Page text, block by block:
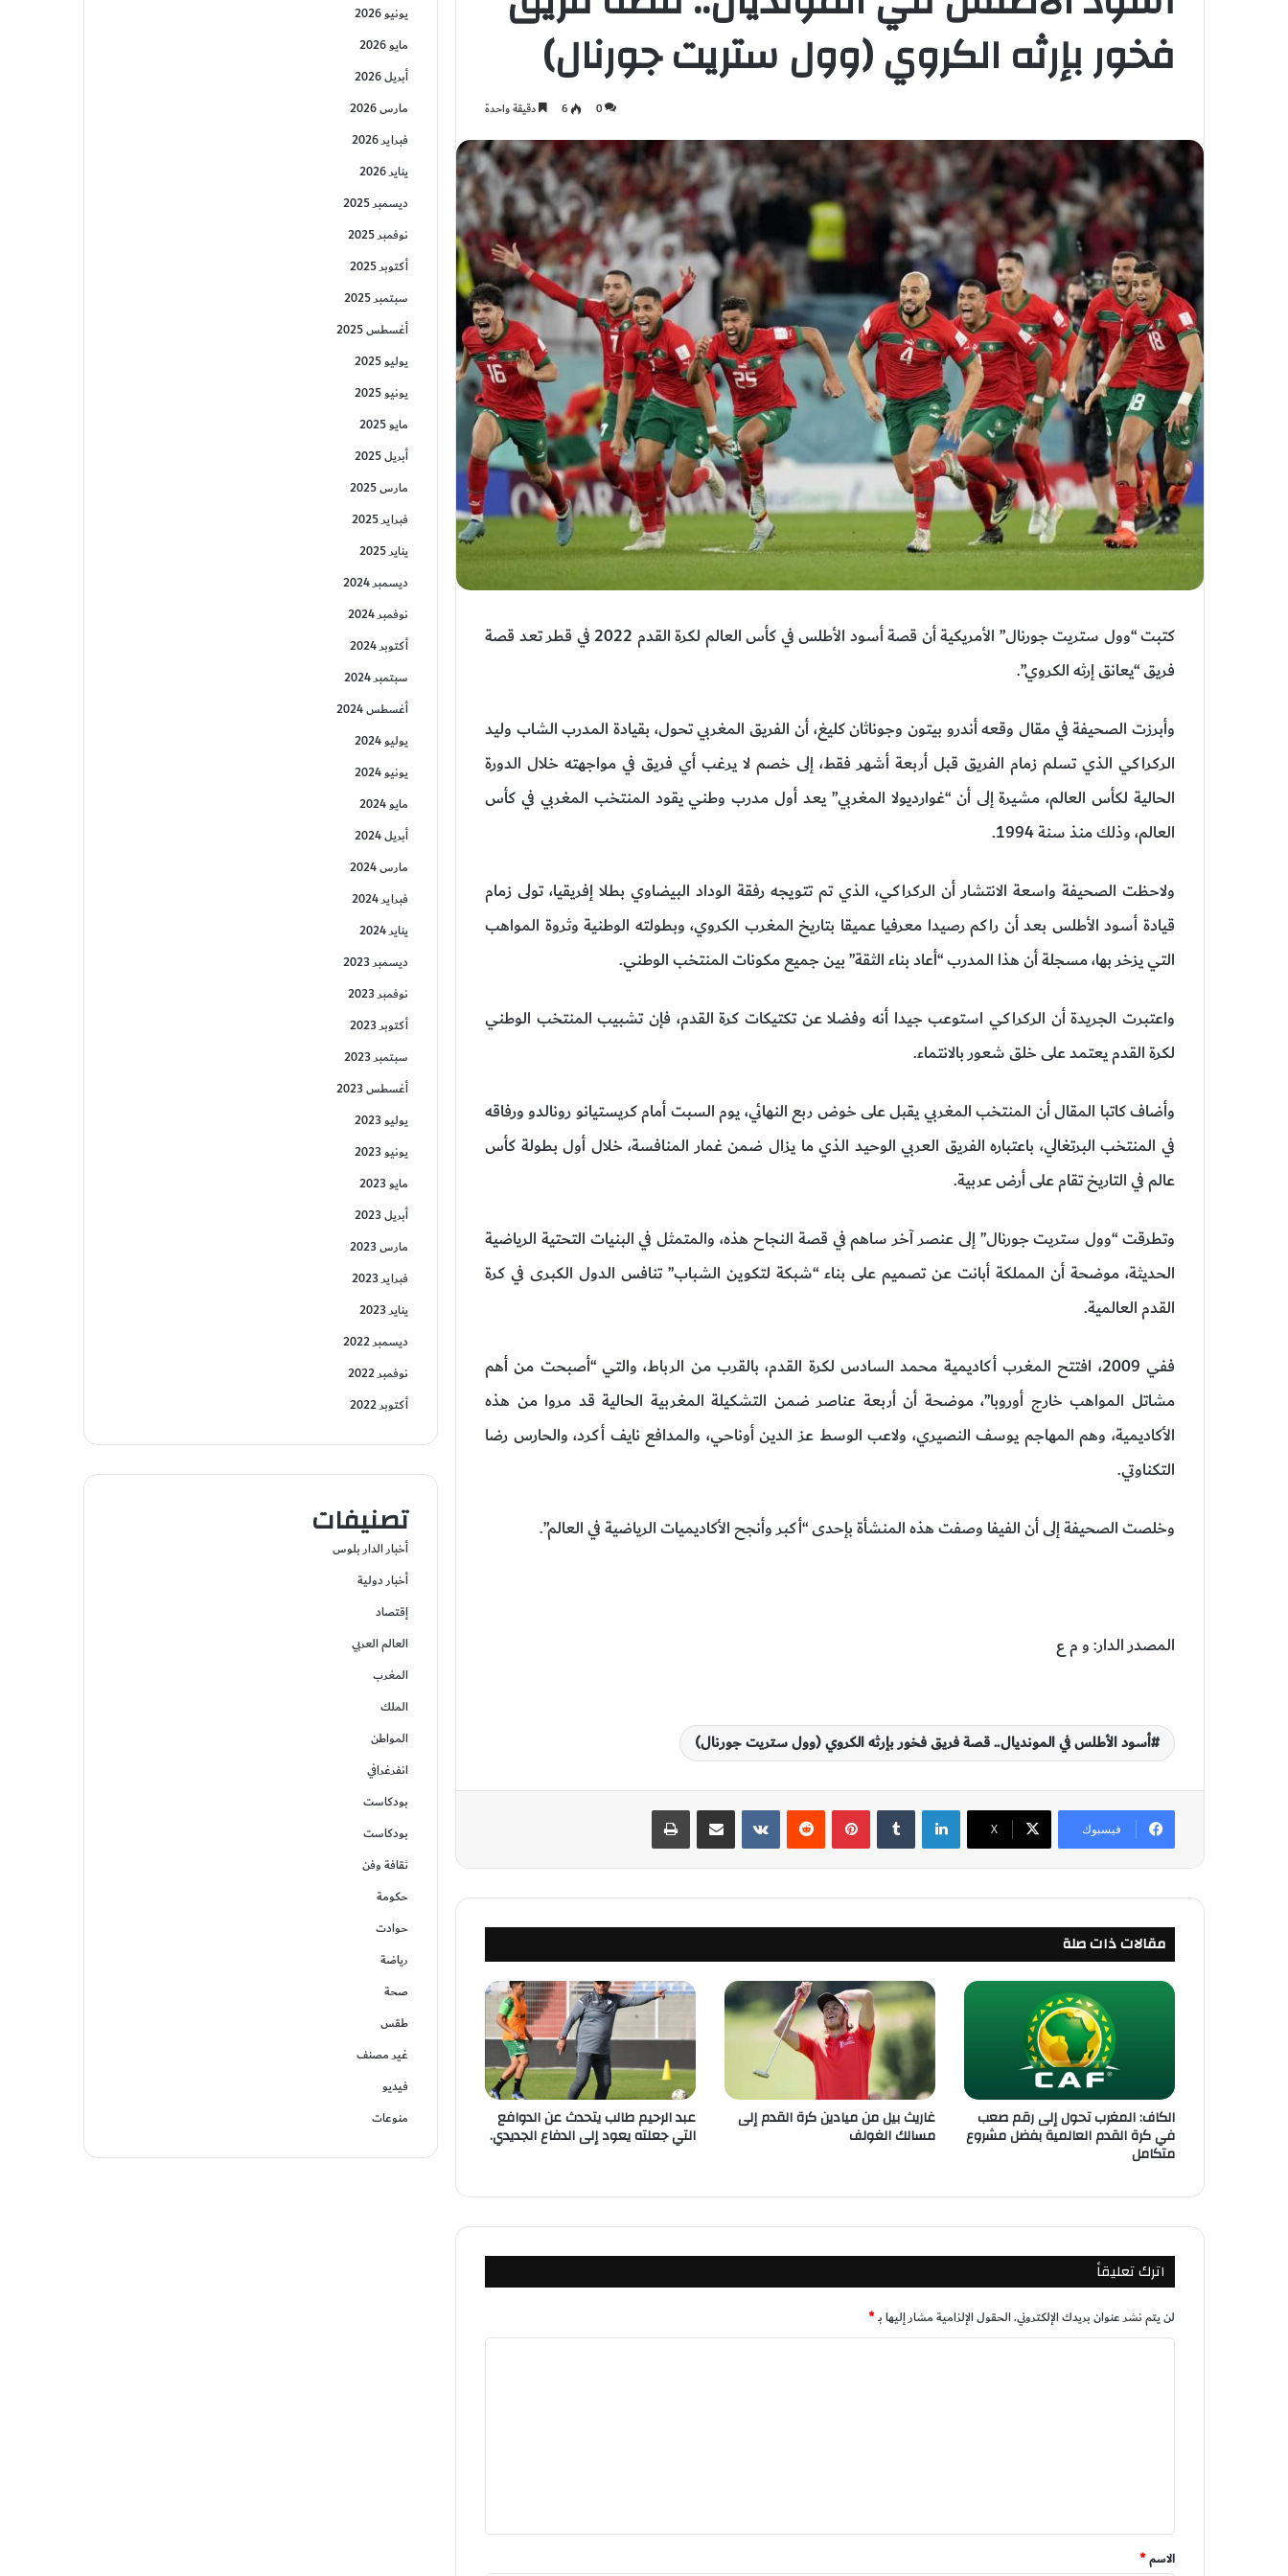
فخور بإرثه الكروي (وول ستريت جورنال)
0
6 دقيقة واحدة
كتبت “وول ستريت جورنال” الأمريكية أن قصة أسود الأطلس في كأس العالم لكرة القدم 2022 في قطر تعد قصة
فريق “يعانق إرثه الكروي”.
وأبرزت الصحيفة في مقال وقعه أندرو بيتون وجوناثان كليغ، أن الفريق المغربي تحول، بقيادة المدرب الشاب وليد
الركراكي الذي تسلم زمام الفريق قبل أربعة أشهر فقط، إلى خصم لا يرغب أي فريق في مواجهته خلال الدورة
الحالية لكأس العالم، مشيرة إلى أن “غوارديولا المغربي” يعد أول مدرب وطني يقود المنتخب المغربي في كأس
العالم، وذلك منذ سنة 1994.
ولاحظت الصحيفة واسعة الانتشار أن الركراكي، الذي تم تتويجه رفقة الوداد البيضاوي بطلا إفريقيا، تولى زمام
قيادة أسود الأطلس بعد أن راكم رصيدا معرفيا عميقا بتاريخ المغرب الكروي، وبطولته الوطنية وثروة المواهب
التي يزخر بها، مسجلة أن هذا المدرب “أعاد بناء الثقة” بين جميع مكونات المنتخب الوطني.
واعتبرت الجريدة أن الركراكي استوعب جيدا أنه وفضلا عن تكتيكات كرة القدم، فإن تشبيب المنتخب الوطني
لكرة القدم يعتمد على خلق شعور بالانتماء.
وأضاف كاتبا المقال أن المنتخب المغربي يقبل على خوض ربع النهائي، يوم السبت أمام كريستيانو رونالدو ورفاقه
في المنتخب البرتغالي، باعتباره الفريق العربي الوحيد الذي ما يزال ضمن غمار المنافسة، خلال أول بطولة كأس
عالم في التاريخ تقام على أرض عربية.
وتطرقت “وول ستريت جورنال” إلى عنصر آخر ساهم في قصة النجاح هذه، والمتمثل في البنيات التحتية الرياضية
الحديثة، موضحة أن المملكة أبانت عن تصميم على بناء “شبكة لتكوين الشباب” تنافس الدول الكبرى في كرة
القدم العالمية.
ففي 2009، افتتح المغرب أكاديمية محمد السادس لكرة القدم، بالقرب من الرباط، والتي “أصبحت من أهم
مشاتل المواهب خارج أوروبا”، موضحة أن أربعة عناصر ضمن التشكيلة المغربية الحالية قد مروا من هذه
الأكاديمية، وهم المهاجم يوسف النصيري، ولاعب الوسط عز الدين أوناحي، والمدافع نايف أكرد، والحارس رضا
التكناوتي.
وخلصت الصحيفة إلى أن الفيفا وصفت هذه المنشأة بإحدى “أكبر وأنجح الأكاديميات الرياضية في العالم”.
المصدر الدار: و م ع
أسود الأطلس في المونديال.. قصة فريق فخور بإرثه الكروي (وول ستريت جورنال)
فيسبوك ‫X
لينكدإن بينتيريست
مقالات ذات صلة
الكاف: المغرب تحول إلى رقم صعب
في كرة القدم العالمية بفضل مشروع
متكامل
غاريث بيل من ميادين كرة القدم إلى
مسالك الغولف
عبد الرحيم طالب يتحدث عن الدوافع
التي جعلته يعود إلى الدفاع الجديدي.
اترك تعليقاً
لن يتم نشر عنوان بريدك الإلكتروني.الحقول الإلزامية مشار إليها بـ*
*
الاسم*
يونيو 2026
مايو 2026
أبريل 2026
مارس 2026
فبراير 2026
يناير 2026
ديسمبر 2025
نوفمبر 2025
أكتوبر 2025
سبتمبر 2025
أغسطس 2025
يوليو 2025
يونيو 2025
مايو 2025
أبريل 2025
مارس 2025
فبراير 2025
يناير 2025
ديسمبر 2024
نوفمبر 2024
أكتوبر 2024
سبتمبر 2024
أغسطس 2024
يوليو 2024
يونيو 2024
مايو 2024
أبريل 2024
مارس 2024
فبراير 2024
يناير 2024
ديسمبر 2023
نوفمبر 2023
أكتوبر 2023
سبتمبر 2023
أغسطس 2023
يوليو 2023
يونيو 2023
مايو 2023
أبريل 2023
مارس 2023
فبراير 2023
يناير 2023
ديسمبر 2022
نوفمبر 2022
أكتوبر 2022
تصنيفات
أخبار الدار بلوس
أخبار دولية
إقتصاد
العالم العربي
المغرب
الملك
المواطن
انفرغرافي
بودكاست
بودكاست
ثقافة وفن
حكومة
حوادت
رياضة
صحة
طقس
غير مصنف
فيديو
منوعات